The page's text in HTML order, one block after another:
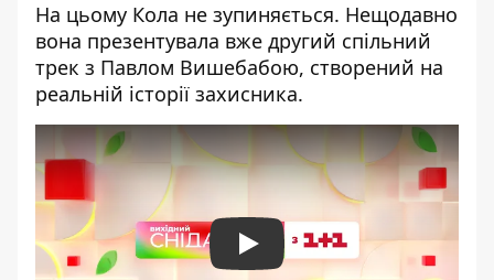
На цьому Кола не зупиняється. Нещодавно
вона презентувала вже другий спільний
трек з Павлом Вишебабою, створений на
реальній історії захисника.
Play